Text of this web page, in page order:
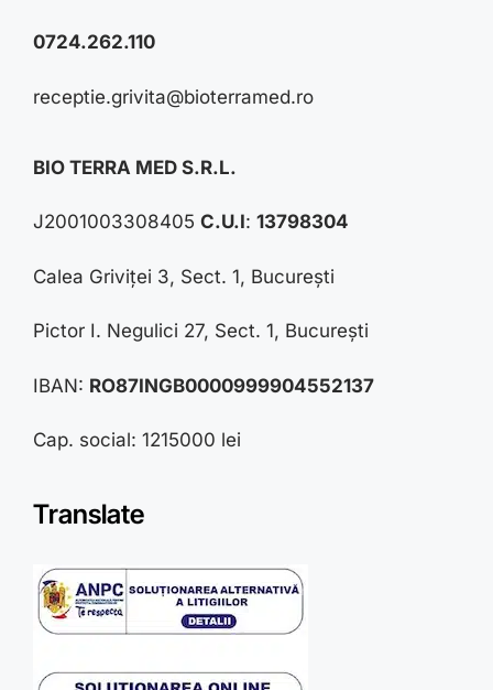
0724.262.110
receptie.grivita@bioterramed.ro
BIO TERRA MED S.R.L.
J2001003308405 C.U.I: 13798304
Calea Griviței 3, Sect. 1, București
Pictor I. Negulici 27, Sect. 1, București
IBAN: RO87INGB0000999904552137
Cap. social: 1215000 lei
Translate